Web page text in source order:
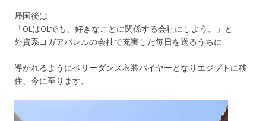
帰国後は
「OLはOLでも、好きなことに関係する会社にしよう。」と
外資系ヨガアパレルの会社で充実した毎日を送るうちに
導かれるようにベリーダンス衣装バイヤーとなりエジプトに移
住、今に至ります。